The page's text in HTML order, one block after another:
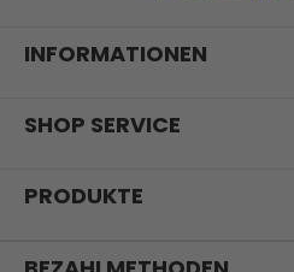
INFORMATIONEN
SHOP SERVICE
PRODUKTE